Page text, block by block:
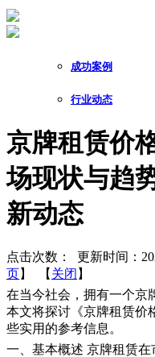
成功案例
行业动态
京牌租赁价
场现状与趋
新动态
点击次数： 更新时间：
页】 【 关闭 】
在当今社会，拥有一个京
本文将探讨《京牌租赁价
些实用的参考信息。
一、基本概述 京牌租赁